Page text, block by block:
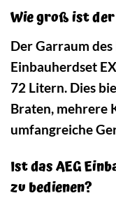
Wie groß ist
Der Garraum des
Einbauherdset
72 Litern. Dies
Braten, mehrere
umfangreiche
Ist das AEG
zu bedienen?